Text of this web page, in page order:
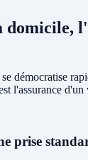
domicile,
démocratise
l'assurance
prise